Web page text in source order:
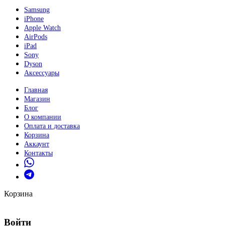
Samsung
iPhone
Apple Watch
AirPods
iPad
Sony
Dyson
Аксессуары
Главная
Магазин
Блог
О компании
Оплата и доставка
Корзина
Аккаунт
Контакты
Корзина
Войти